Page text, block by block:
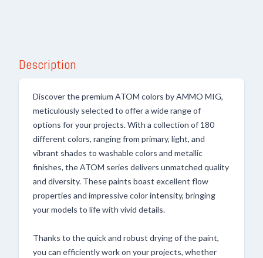
Description
Discover the premium ATOM colors by AMMO MIG,
meticulously selected to offer a wide range of
options for your projects. With a collection of 180
different colors, ranging from primary, light, and
vibrant shades to washable colors and metallic
finishes, the ATOM series delivers unmatched quality
and diversity. These paints boast excellent flow
properties and impressive color intensity, bringing
your models to life with vivid details.
Thanks to the quick and robust drying of the paint,
you can efficiently work on your projects, whether